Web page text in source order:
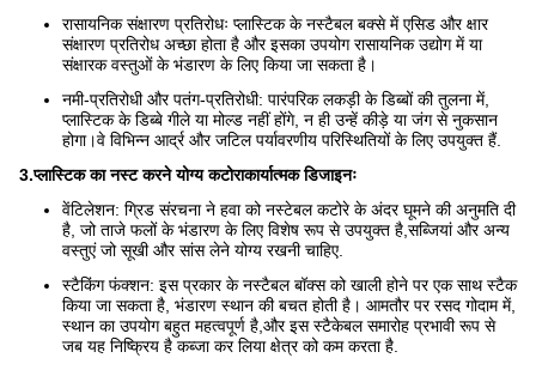
रासायनिक संक्षारण प्रतिरोधः प्लास्टिक के नस्टैबल बक्से में एसिड और क्षार
संक्षारण प्रतिरोध अच्छा होता है और इसका उपयोग रासायनिक उद्योग में या
संक्षारक वस्तुओं के भंडारण के लिए किया जा सकता है।
नमी-प्रतिरोधी और पतंग-प्रतिरोधी: पारंपरिक लकड़ी के डिब्बों की तुलना में,
प्लास्टिक के डिब्बे गीले या मोल्ड नहीं होंगे, न ही उन्हें कीड़े या जंग से नुकसान
होगा।वे विभिन्न आर्द्र और जटिल पर्यावरणीय परिस्थितियों के लिए उपयुक्त हैं.
3.प्लास्टिक का नस्ट करने योग्य कटोराकार्यात्मक डिजाइनः
वेंटिलेशन: ग्रिड संरचना ने हवा को नस्टेबल कटोरे के अंदर घूमने की अनुमति दी
है, जो ताजे फलों के भंडारण के लिए विशेष रूप से उपयुक्त है,सब्जियां और अन्य
वस्तुएं जो सूखी और सांस लेने योग्य रखनी चाहिए.
स्टैकिंग फंक्शन: इस प्रकार के नस्टैबल बॉक्स को खाली होने पर एक साथ स्टैक
किया जा सकता है, भंडारण स्थान की बचत होती है। आमतौर पर रसद गोदाम में,
स्थान का उपयोग बहुत महत्वपूर्ण है,और इस स्टैकेबल समारोह प्रभावी रूप से
जब यह निष्क्रिय है कब्जा कर लिया क्षेत्र को कम करता है.